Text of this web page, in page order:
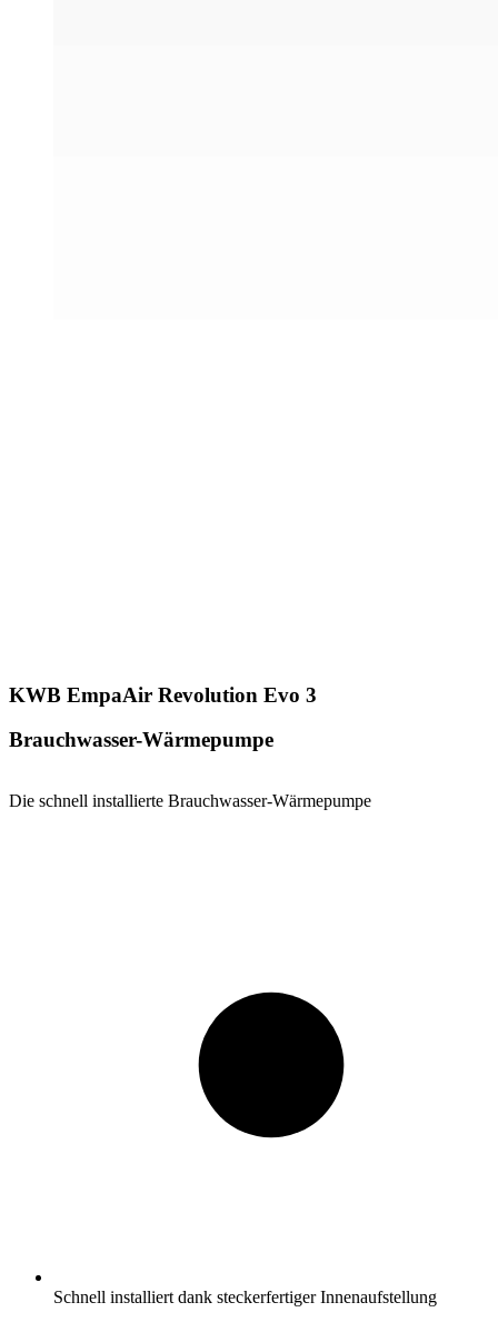
KWB EmpaAir Revolution Evo 3
Brauchwasser-Wärmepumpe
Die schnell installierte Brauchwasser-Wärmepumpe
Schnell installiert dank steckerfertiger Innenaufstellung